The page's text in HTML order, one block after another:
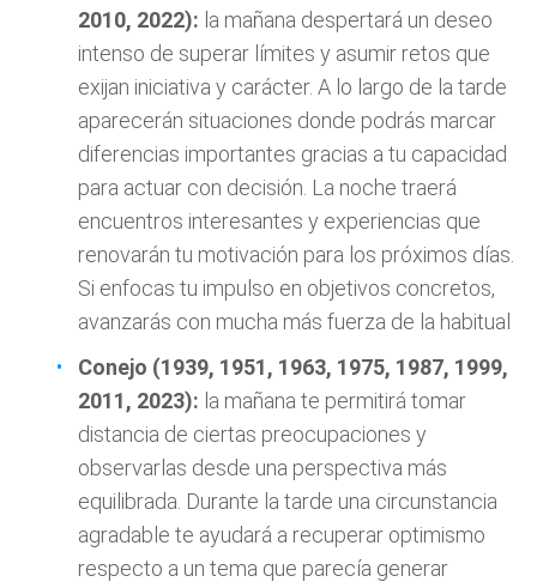
2010, 2022): la mañana despertará un deseo
intenso de superar límites y asumir retos que
exijan iniciativa y carácter. A lo largo de la tarde
aparecerán situaciones donde podrás marcar
diferencias importantes gracias a tu capacidad
para actuar con decisión. La noche traerá
encuentros interesantes y experiencias que
renovarán tu motivación para los próximos días.
Si enfocas tu impulso en objetivos concretos,
avanzarás con mucha más fuerza de la habitual
Conejo (1939, 1951, 1963, 1975, 1987, 1999,
2011, 2023): la mañana te permitirá tomar
distancia de ciertas preocupaciones y
observarlas desde una perspectiva más
equilibrada. Durante la tarde una circunstancia
agradable te ayudará a recuperar optimismo
respecto a un tema que parecía generar